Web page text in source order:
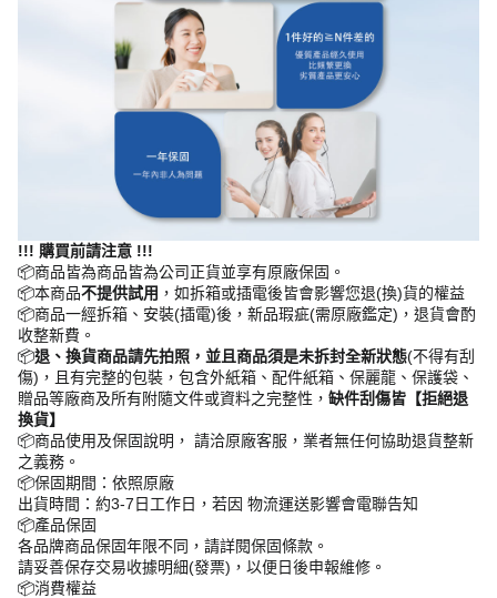
!!! 購買前請注意 !!!
📦商品皆為商品皆為公司正貨並享有原廠保固。
📦本商品不提供試用 ，如拆箱或插電後皆會影響您退(換)貨的權益
📦商品一經拆箱、安裝(插電)後，新品瑕疵(需原廠鑑定)，退貨會酌
收整新費。
📦退、換貨商品請先拍照，並且商品須是未拆封全新狀態(不得有刮
傷)，且有完整的包裝，包含外紙箱、配件紙箱、保麗龍、保護袋、
贈品等廠商及所有附隨文件或資料之完整性， 缺件刮傷皆【拒絕退
換貨】
📦商品使用及保固說明， 請洽原廠客服，業者無任何協助退貨整新
之義務。
📦保固期間：依照原廠
出貨時間：約3-7日工作日，若因 物流運送影響會電聯告知
📦產品保固
各品牌商品保固年限不同，請詳閱保固條款。
請妥善保存交易收據明細(發票)，以便日後申報維修。
📦消費權益